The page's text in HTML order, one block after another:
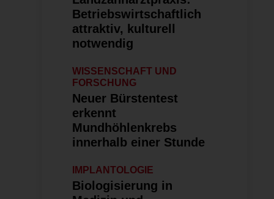
Betriebswirt­schaftlich
attraktiv, kulturell
notwendig
WISSENSCHAFT UND
FORSCHUNG
Neuer Bürstentest
erkennt
Mundhöhlenkrebs
innerhalb einer Stunde
IMPLANTOLOGIE
Biologisierung in